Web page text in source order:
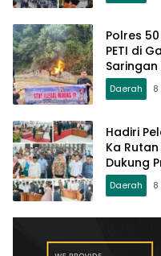
Polres
PETI di
Daerah
Hadiri
Ka
Dukung
Daerah